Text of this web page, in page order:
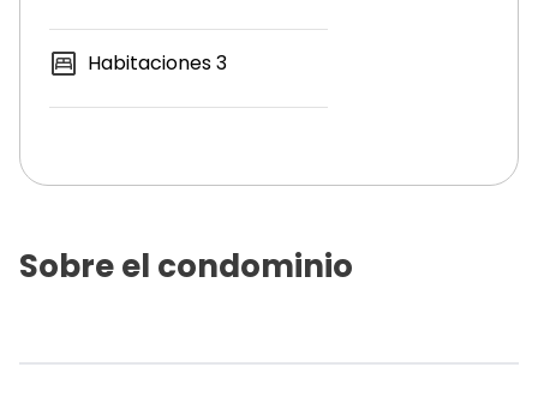
Habitaciones3
Sobre el condominio